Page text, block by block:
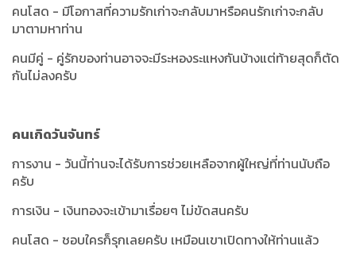
คนโสด - มีโอกาสที่ความรักเก่าจะกลับมาหรือคนรักเก่าจะกลับ
มาตามหาท่าน
คนมีคู่ - คู่รักของท่านอาจจะมีระหองระแหงกันบ้างแต่ท้ายสุดก็ตัด
กันไม่ลงครับ
คนเกิดวันจันทร์
การงาน - วันนี้ท่านจะได้รับการช่วยเหลือจากผู้ใหญ่ที่ท่านนับถือ
ครับ
การเงิน - เงินทองจะเข้ามาเรื่อยๆ ไม่ขัดสนครับ
คนโสด - ชอบใครก็รุกเลยครับ เหมือนเขาเปิดทางให้ท่านแล้ว